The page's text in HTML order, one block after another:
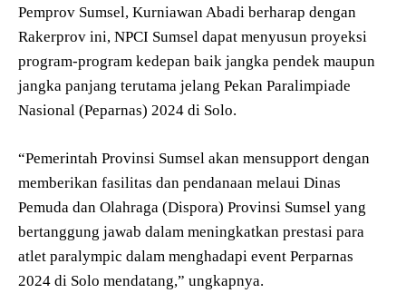
Pemprov Sumsel, Kurniawan Abadi berharap dengan
Rakerprov ini, NPCI Sumsel dapat menyusun proyeksi
program-program kedepan baik jangka pendek maupun
jangka panjang terutama jelang Pekan Paralimpiade
Nasional (Peparnas) 2024 di Solo.
“Pemerintah Provinsi Sumsel akan mensupport dengan
memberikan fasilitas dan pendanaan melaui Dinas
Pemuda dan Olahraga (Dispora) Provinsi Sumsel yang
bertanggung jawab dalam meningkatkan prestasi para
atlet paralympic dalam menghadapi event Perparnas
2024 di Solo mendatang,” ungkapnya.